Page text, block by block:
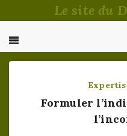
au
Le site du
Formuler